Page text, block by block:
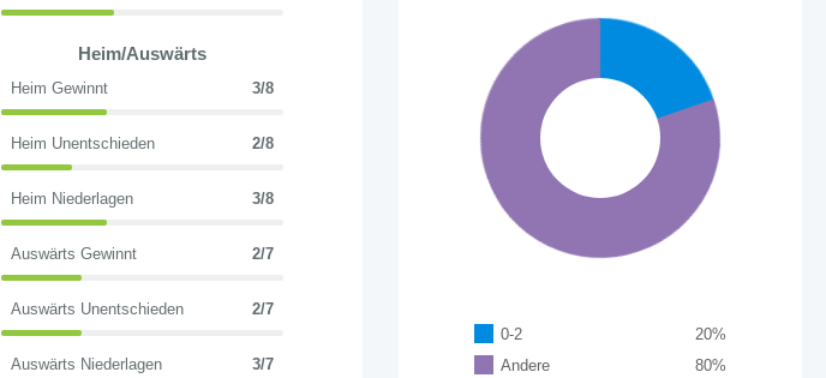
Heim/Auswärts
Heim Gewinnt 3/8
Heim Unentschieden 2/8
Heim Niederlagen 3/8
Auswärts Gewinnt 2/7
Auswärts Unentschieden 2/7
Auswärts Niederlagen 3/7
0-2 %
20
Andere
%
80